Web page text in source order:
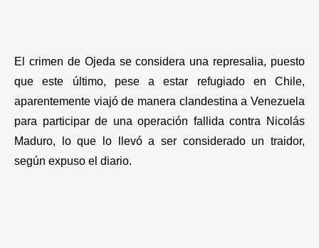
El crimen de Ojeda se considera una represalia, puesto
que este último, pese a estar refugiado en Chile,
aparentemente viajó de manera clandestina a Venezuela
para participar de una operación fallida contra Nicolás
Maduro, lo que lo llevó a ser considerado un traidor,
según expuso el diario.